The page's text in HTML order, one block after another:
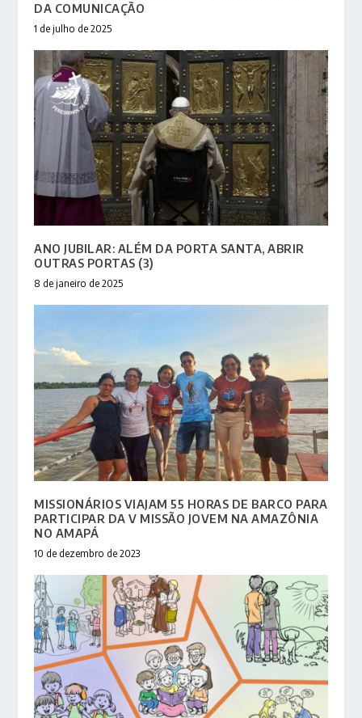
DA COMUNICAÇÃO
1 de julho de 2025
ANO JUBILAR: ALÉM DA PORTA SANTA, ABRIR
OUTRAS PORTAS (3)
8 de janeiro de 2025
MISSIONÁRIOS VIAJAM 55 HORAS DE BARCO PARA
PARTICIPAR DA V MISSÃO JOVEM NA AMAZÔNIA
NO AMAPÁ
10 de dezembro de 2023